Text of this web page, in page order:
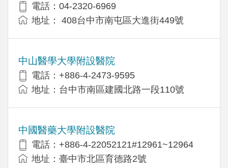
電話：04-2320-6969
地址： 408台中市南屯區大進街449號
中山醫學大學附設醫院
電話：+886-4-2473-9595
地址：台中市南區建國北路一段110號
中國醫藥大學附設醫院
電話：+886-4-22052121#12961~12964
地址：臺中市北區育德路2號